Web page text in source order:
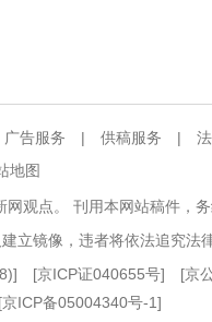
广告服务 | 供稿服务 |
地图
观点。 刊用本网站稿件，
立镜像，违者将依法追究法
] [京ICP证040655号] [京
京ICP备05004340号-1]